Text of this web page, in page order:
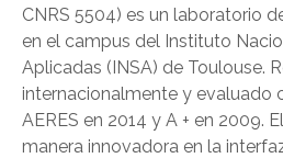
CNRS 5504) es un laboratorio
en el campus del Instituto
Aplicadas (INSA) de Toulouse.
internacionalmente y evaluado
AERES en 2014 y A + en 2009.
manera innovadora en la